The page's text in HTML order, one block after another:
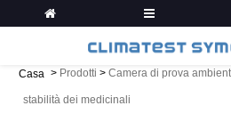
Casa > Prodotti > Camera di prova
stabilità dei medicinali